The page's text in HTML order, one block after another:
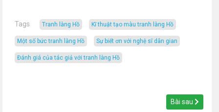
Tags Tranh làng Hồ kĩ thuật tạo màu tranh làng Hồ
Một số bức tranh làng Hồ sự biết ơn với nghệ sĩ dân gian
đánh giá của tác giả với tranh làng Hồ
Bài sau